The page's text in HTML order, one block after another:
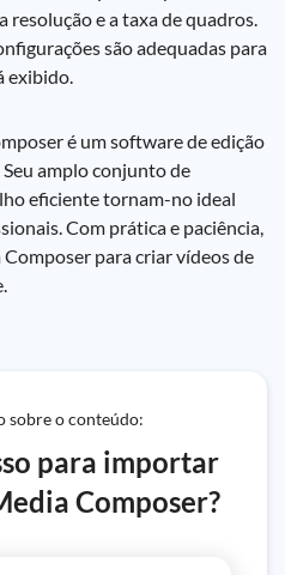
resolução e a taxa de quadros.
são adequadas para
exibido.
é um software de edição
amplo conjunto de
eficiente tornam-no ideal
Com prática e paciência,
para criar vídeos de
sobre o conteúdo:
para importar
Composer?